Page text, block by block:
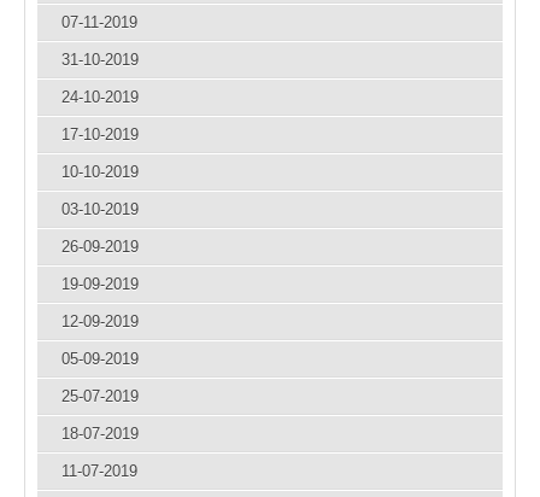
07-11-2019
31-10-2019
24-10-2019
17-10-2019
10-10-2019
03-10-2019
26-09-2019
19-09-2019
12-09-2019
05-09-2019
25-07-2019
18-07-2019
11-07-2019